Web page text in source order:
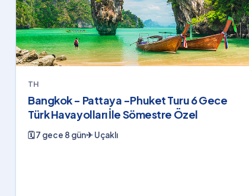
TH
Bangkok - Pattaya -Phuket Turu 6 Gece
Türk Havayolları İle Sömestre Özel
🗓7 gece 8 gün✈Uçaklı